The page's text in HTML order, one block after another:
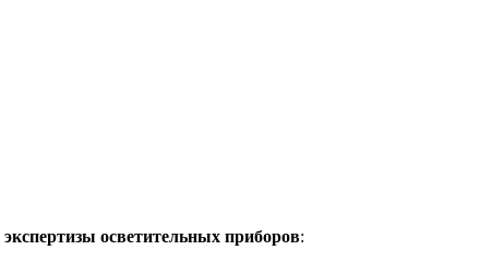
экспертизы осветительных приборов: